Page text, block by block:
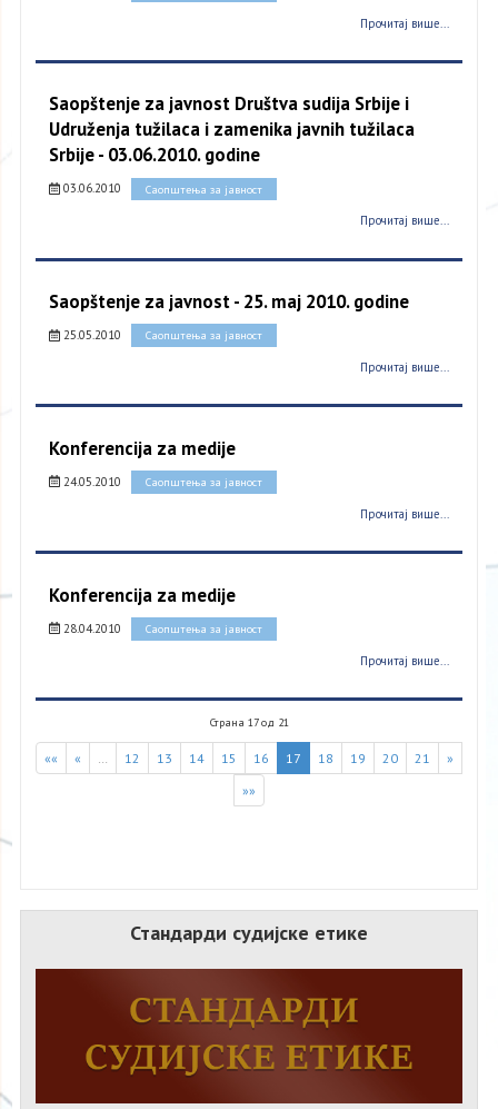
Прочитај више...
Saopštenje za javnost Društva sudija Srbije i
Udruženja tužilaca i zamenika javnih tužilaca
Srbije - 03.06.2010. godine
03.06.2010 Саопштења за јавност
Прочитај више...
Saopštenje za javnost - 25. maj 2010. godine
25.05.2010 Саопштења за јавност
Прочитај више...
Konferencija za medije
24.05.2010 Саопштења за јавност
Прочитај више...
Konferencija za medije
28.04.2010 Саопштења за јавност
Прочитај више...
Страна 17 од 21
«« « 12 13 14 15 16 17 18 19 20 21
»
»»
Стандарди судијске етике